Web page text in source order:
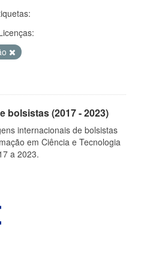
bolsistas (2017 - 2023)
internacionais de bolsistas
em Ciência e Tecnologia
a 2023.